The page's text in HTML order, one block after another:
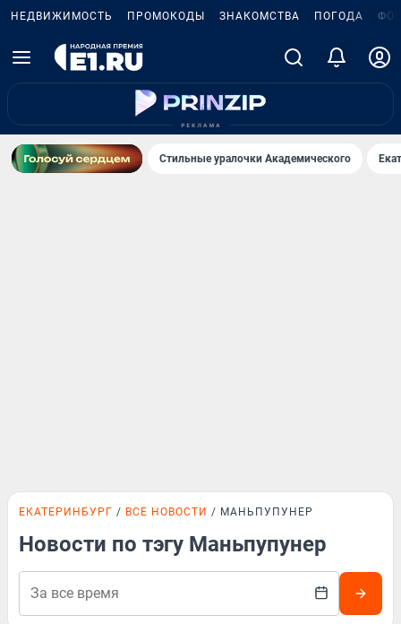
НЕДВИЖИМОСТЬ ПРОМОКОДЫ ЗНАКОМСТВА ПОГОДА
Стильные уралочки Академического
ЕКАТЕРИНБУРГ ВСЕ НОВОСТИ МАНЬПУПУНЕР
Новости по тэгу Маньпупунер